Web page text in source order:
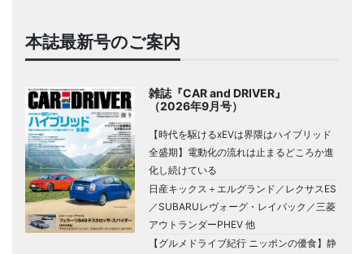
本誌最新号のご案内
雑誌『CAR and DRIVER』
（2026年9月号）
【時代を駆けるxEVは界隈はハイブリッド
全盛期】電動化の流れは止まるどころか進
化し続けている
日産キックス＋エルグランド／レクサスES
／SUBARUレヴォーグ・レイバック／三菱
アウトランダーPHEV 他
【グルメドライブ紀行 ニッポンの優食】静